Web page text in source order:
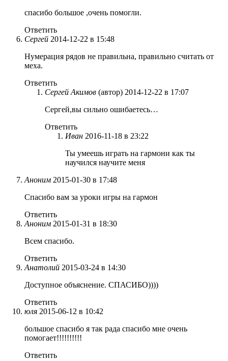
спасибо большое ,очень помогли.
Ответить
Сергей 2014-12-22 в 15:48
Нумерация рядов не правильна, правильно считать от
меха.
Ответить
Сергей Акимов (автор) 2014-12-22 в 17:07
Сергей,вы сильно ошибаетесь…
Ответить
Иван 2016-11-18 в 23:22
Ты умеешь играть на гармони как ты
научился научите меня
Аноним 2015-01-30 в 17:48
Спасибо вам за уроки игры на гармон
Ответить
Аноним 2015-01-31 в 18:30
Всем спасибо.
Ответить
Анатолий 2015-03-24 в 14:30
Доступное объяснение. СПАСИБО))))
Ответить
юля 2015-06-12 в 10:42
большое спасибо я так рада спасибо мне очень
помогает!!!!!!!!!!
Ответить